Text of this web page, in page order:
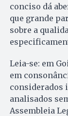
conciso dá
que grande
sobre a
Leia-se: em
em
considerados
analisados
Assembleia